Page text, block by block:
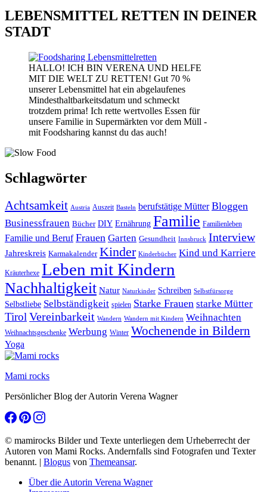
LEBENSMITTEL RETTEN IN DEINER
STADT
HALLO! ICH BIN VERENA UND HELFE
MIT DIE WELT ZU RETTEN! Gut 70 %
unserer Lebensmittel hat ein abgelaufenes
Mindesthaltbarkeitsdatum und schmeckt
trotzdem prima! Ich rette wertvolles Essen für
unsere Familie in Supermärkten vor dem Müll -
mit Foodsharing kannst du das auch!
Schlagwörter
Achtsamkeit Austria Auszeit Basteln berufstätige Mütter Bloggen
Businessfrauen Bücher DIY Ernährung Familie Familienleben
Familie und Beruf Frauen Garten Gesundheit Innsbruck Interview
Jahreskreis Karmakalender Kinder Kinderbücher Kind und Karriere
Kräuterhexe Leben mit Kindern
Nachhaltigkeit Natur Naturkinder Schreiben Selbstfürsorge
Selbstliebe Selbständigkeit spielen Starke Frauen starke Mütter
Tirol Vereinbarkeit Wandern Wandern mit Kindern Weihnachten
Weihnachtsgeschenke Werbung Winter Wochenende in Bildern
Yoga
Mami rocks
Persönlicher Blog der Autorin Verena Wagner
© mamirocks Bilder und Texte unterliegen dem Urheberrecht der
Autoren von Mami Rocks. Andernfalls sind Fotografen und Texter
benannt. | Blogus von Themeansar.
Über die Autorin Verena Wagner